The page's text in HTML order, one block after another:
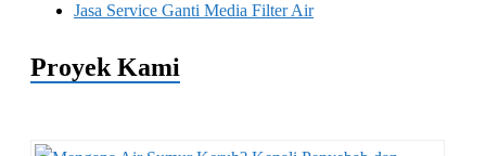
Jasa Service Ganti Media Filter Air
Proyek Kami